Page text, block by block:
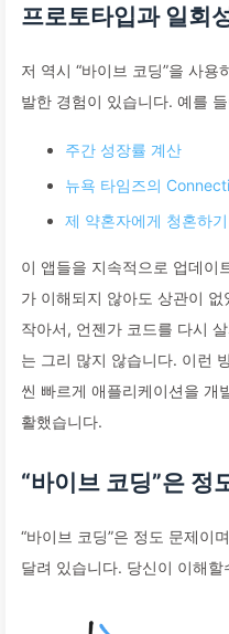
프로토타입과 일회
저 역시 “바이브 코딩”을 사
발한 경험이 있습니다. 예를
주간 성장률 계산
뉴욕 타임즈의
제 약혼자에게 청혼하기
이 앱들을 지속적으로 업데이
가 이해되지 않아도 상관이
작아서, 언젠가 코드를 다시
는 그리 많지 않습니다. 이런
씬 빠르게 애플리케이션을 개
활했습니다.
“바이브 코딩”은 정
“바이브 코딩”은 정도 문제이
달려 있습니다. 당신이 이해할